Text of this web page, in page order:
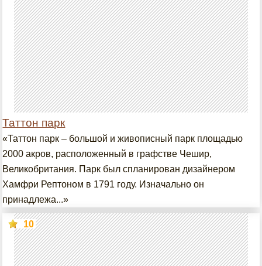
Таттон парк
«Таттон парк – большой и живописный парк площадью
2000 акров, расположенный в графстве Чешир,
Великобритания. Парк был спланирован дизайнером
Хамфри Рептоном в 1791 году. Изначально он
принадлежа...»
10